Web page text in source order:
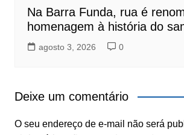
Na Barra Funda, rua é
homenagem à história do
agosto 3, 2026 0
Deixe um comentário
O seu endereço de e-mail não será